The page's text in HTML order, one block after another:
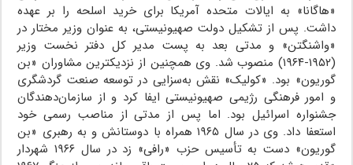
«هاگانا» به ایالات متحده آمریکا برای خرید اسلحه را بر عهده
داشت. پس از تشکیل دولت صهیونیستی، به عنوان وزیر مختار در
«واشنگتن» و مدتی بعد به پست مدیر کل دفتر نخست وزیر
(۱۹۵۲-۱۹۶۴) منصوب شد. وی همچنین از نزدیکترین مشاوران «بن
گوریون» بود. «کولیک» نقش به‌سزایی در توسعه صنعت گردشگری
و امور فرهنگی رژیمی صهیونیستی ایفا کرد و از سازمان‌دهندگان
جشنواره اسرائیل بود. اما پس از مدتی از مناصب رسمی خود
استعفا داد. وی در سال ۱۹۶۵ همراه با دوستانش و به رهبری «بن
گوریون» دست به تأسیس حزب «رافی» زد در سال ۱۹۶۶ شهردار